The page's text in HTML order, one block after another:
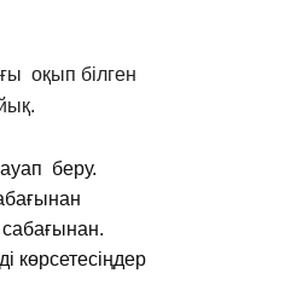
оқып білген
беру.
көрсетесіңдер